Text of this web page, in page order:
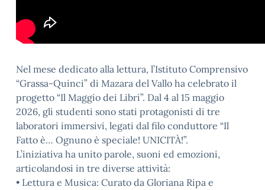
Nel mese dedicato alla lettura, l’Istituto Comprensivo
“Grassa-Quinci” di Mazara del Vallo ha celebrato il
progetto “Il Maggio dei Libri”. Dal 4 al 15 maggio
2026, gli studenti sono stati protagonisti di tre
laboratori immersivi, legati dal filo conduttore “Il
Fatto è… Ognuno è speciale! UNICITÀ!”.
L’iniziativa ha unito parole, suoni ed emozioni,
articolandosi in tre diverse attività:
• Lettura e Musica: Curato da Gloriana Ripa e